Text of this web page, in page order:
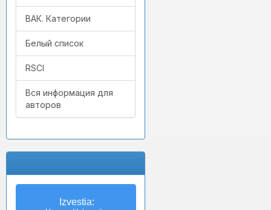
ВАК. Категории
Белый список
RSCI
Вся информация для
авторов
Izvestia: